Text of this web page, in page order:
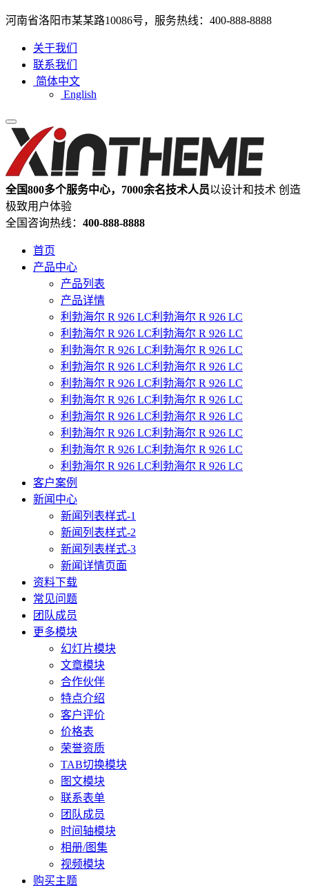
河南省洛阳市某某路10086号，服务热线：400-888-8888
关于我们
联系我们
简体中文
English
全国800多个服务中心，7000余名技术人员以设计和技术 创造
极致用户体验
全国咨询热线： 400-888-8888
首页
产品中心
产品列表
产品详情
利勃海尔 R 926 LC利勃海尔 R 926 LC
利勃海尔 R 926 LC利勃海尔 R 926 LC
利勃海尔 R 926 LC利勃海尔 R 926 LC
利勃海尔 R 926 LC利勃海尔 R 926 LC
利勃海尔 R 926 LC利勃海尔 R 926 LC
利勃海尔 R 926 LC利勃海尔 R 926 LC
利勃海尔 R 926 LC利勃海尔 R 926 LC
利勃海尔 R 926 LC利勃海尔 R 926 LC
利勃海尔 R 926 LC利勃海尔 R 926 LC
利勃海尔 R 926 LC利勃海尔 R 926 LC
客户案例
新闻中心
新闻列表样式-1
新闻列表样式-2
新闻列表样式-3
新闻详情页面
资料下载
常见问题
团队成员
更多模块
幻灯片模块
文章模块
合作伙伴
特点介绍
客户评价
价格表
荣誉资质
TAB切换模块
图文模块
联系表单
团队成员
时间轴模块
相册/图集
视频模块
购买主题